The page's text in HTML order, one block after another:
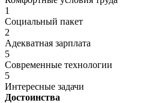
1
Социальный пакет
2
Адекватная зарплата
5
Современные технологии
5
Интересные задачи
Достоинства